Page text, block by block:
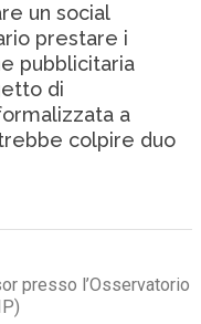
un social
prestare i
pubblicitaria
di
a
colpire duo
presso l’Osservatorio